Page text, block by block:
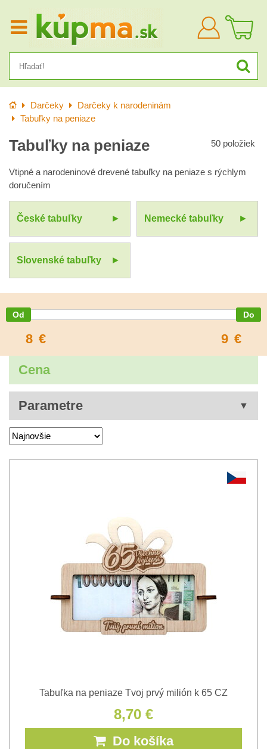
Prihlásiť
sa
Úvod Darčeky
Darčeky k narodeninám
Tabuľky na peniaze
Tabuľky na peniaze 50 položiek
Vtipné a narodeninové drevené tabuľky na peniaze s rýchlym
doručením
České tabuľky Nemecké tabuľky
Slovenské tabuľky
8 € 9 €
Cena
Parametre
Tabuľka na peniaze Tvoj prvý milión k 65 CZ
8,70 €
Do košíka